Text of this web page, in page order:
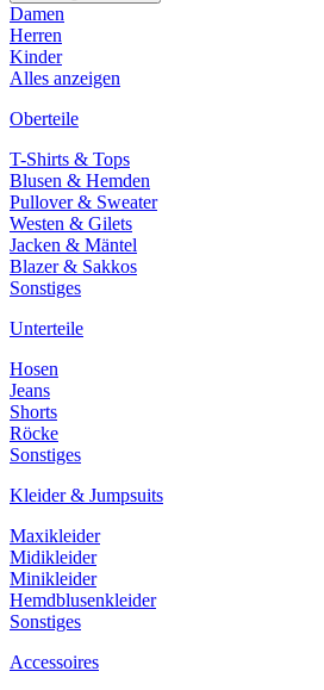
Damen
Herren
Kinder
Alles anzeigen
Oberteile
T-Shirts & Tops
Blusen & Hemden
Pullover & Sweater
Westen & Gilets
Jacken & Mäntel
Blazer & Sakkos
Sonstiges
Unterteile
Hosen
Jeans
Shorts
Röcke
Sonstiges
Kleider & Jumpsuits
Maxikleider
Midikleider
Minikleider
Hemdblusenkleider
Sonstiges
Accessoires